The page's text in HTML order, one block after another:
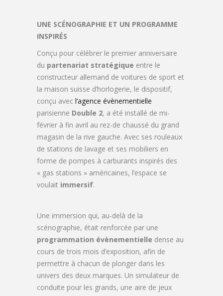
UNE SCÉNOGRAPHIE ET UN PROGRAMME
INSPIRÉS
Conçu pour célébrer le premier anniversaire
du partenariat stratégique entre le
constructeur allemand de voitures de sport et
la maison suisse d’horlogerie, le dispositif,
conçu avec l’agence évènementielle
parisienne Double 2, a été installé de mi-
février à fin avril au rez-de chaussé du grand
magasin de la rive gauche. Avec ses rouleaux
de stations de lavage et ses mobiliers en
forme de pompes à carburants inspirés des
« gas stations » américaines, l’espace se
voulait immersif.
Une immersion qui, au-delà de la
scénographie, était renforcée par une
programmation évènementielle dense au
cours de trois mois d’exposition, afin de
permettre à chacun de plonger dans les
univers des deux marques. Un simulateur de
conduite pour les grands, une aire de jeux